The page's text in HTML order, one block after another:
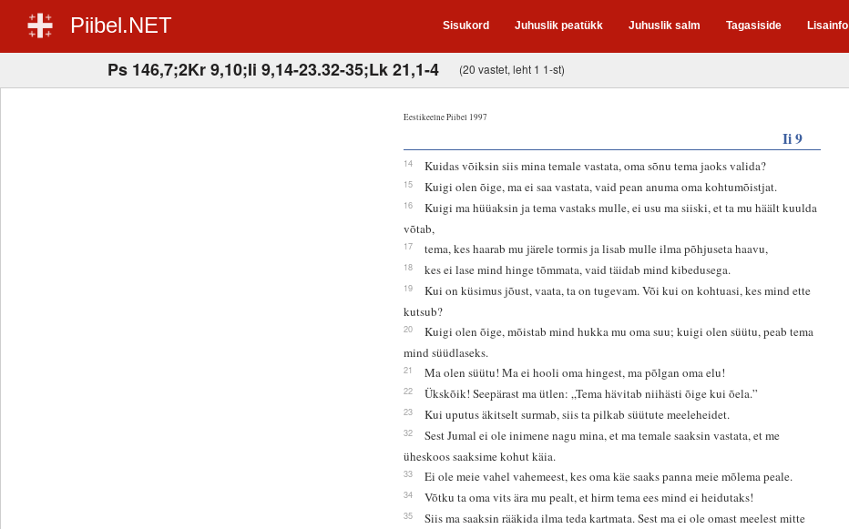
Piibel.NET Sisukord Juhuslik peatükk Juhuslik salm Tagasiside Lisainfo
Ps 146,7;2Kr 9,10;Ii 9,14-23.32-35;Lk 21,1-4 (20 vastet, leht 1 1-st)
Eestikeelne Piibel 1997
Ii 9
14 Kuidas võiksin siis mina temale vastata, oma sõnu tema jaoks valida?
15 Kuigi olen õige, ma ei saa vastata, vaid pean anuma oma kohtumõistjat.
16
Kuigi ma hüüaksin ja tema vastaks mulle, ei usu ma siiski, et ta mu häält kuulda
võtab,
17 tema, kes haarab mu järele tormis ja lisab mulle ilma põhjuseta haavu,
18 kes ei lase mind hinge tõmmata, vaid täidab mind kibedusega.
19
Kui on küsimus jõust, vaata, ta on tugevam. Või kui on kohtuasi, kes mind ette
kutsub?
20
Kuigi olen õige, mõistab mind hukka mu oma suu; kuigi olen süütu, peab tema
mind süüdlaseks.
21 Ma olen süütu! Ma ei hooli oma hingest, ma põlgan oma elu!
22 Ükskõik! Seepärast ma ütlen: „Tema hävitab niihästi õige kui õela.”
23 Kui uputus äkitselt surmab, siis ta pilkab süütute meeleheidet.
32
Sest Jumal ei ole inimene nagu mina, et ma temale saaksin vastata, et me
üheskoos saaksime kohut käia.
33 Ei ole meie vahel vahemeest, kes oma käe saaks panna meie mõlema peale.
34 Võtku ta oma vits ära mu pealt, et hirm tema ees mind ei heidutaks!
35
Siis ma saaksin rääkida ilma teda kartmata. Sest ma ei ole omast meelest mitte